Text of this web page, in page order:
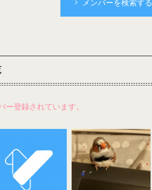
メンバーを検索する
登録されています。